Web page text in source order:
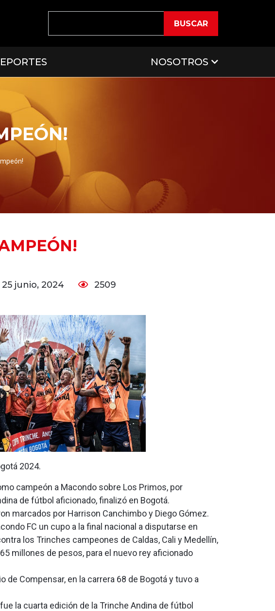
BUSCAR
NOSOTROS
25 junio, 2024 2509
2024.
campeón a Macondo sobre Los Primos, por
de fútbol aficionado, finalizó en Bogotá.
marcados por Harrison Canchimbo y Diego Gómez.
FC un cupo a la final nacional a disputarse en
los Trinches campeones de Caldas, Cali y Medellín,
millones de pesos, para el nuevo rey aficionado
de Compensar, en la carrera 68 de Bogotá y tuvo a
la cuarta edición de la Trinche Andina de fútbol